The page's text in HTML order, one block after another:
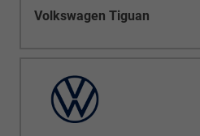
Volkswagen Tiguan